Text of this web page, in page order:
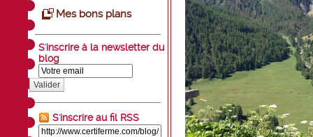
Mes bons plans
S'inscrire à la newsletter du
blog
Valider
S'inscrire au fil RSS